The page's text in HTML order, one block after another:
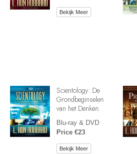
Bekijk Meer
Scientology: De
Grondbeginselen
van het Denken
Blu-ray & DVD
Price €23
Bekijk Meer